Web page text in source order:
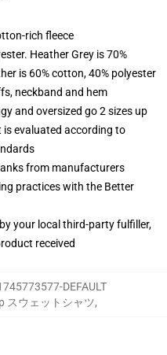
rich fleece
Heather Grey is 70%
is 60% cotton, 40% polyester
neckband and hem
and oversized go 2 sizes up
evaluated according to
from manufacturers
practices with the Better
your local third-party fulfiller,
received
DEFAULT
スウェットシャツ,